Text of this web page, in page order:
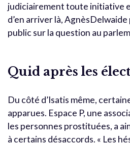
judiciairement toute initiative
d’en arriver là,
public sur la question au
Quid après les
Du côté d’Isatis même,
apparues. Espace P, une
les personnes prostituées, a
à certains désaccords. « Les